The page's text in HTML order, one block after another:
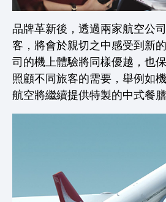
品牌革新後，透過兩家航空公
客，將會於親切之中感受到新
司的機上體驗將同樣優越，也
照顧不同旅客的需要，舉例如
航空將繼續提供特製的中式餐膳